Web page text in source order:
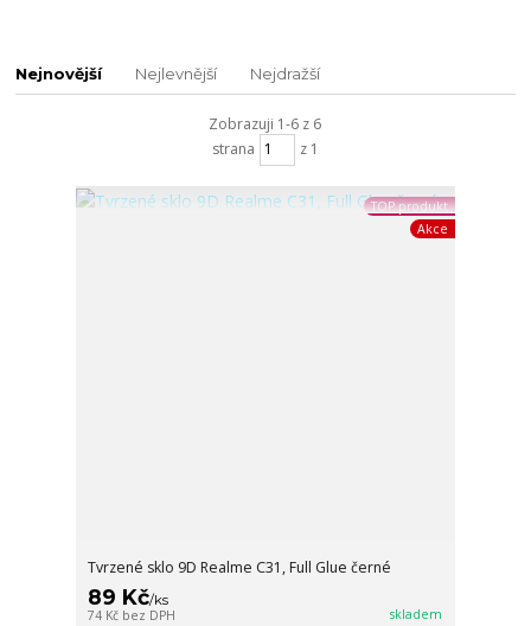
Nejnovější Nejlevnější Nejdražší
Zobrazuji 1-6 z 6
strana
z 1
TOP produkt
Akce
Tvrzené sklo 9D Realme C31, Full Glue černé
89 Kč/ks
74 Kč bez DPH skladem